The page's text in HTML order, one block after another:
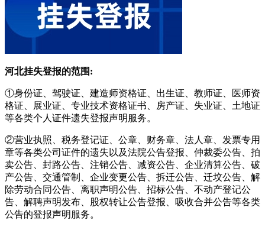
河北挂失登报的范围:
①身份证、驾驶证、建造师资格证、出生证、教师证、医师资
格证、展业证、专业技术资格证书、房产证、失业证、土地证
等各类个人证件遗失登报声明服务。
②营业执照、税务登记证、公章、财务章、法人章、发票专用
章等各类公司证件的遗失以及法院公告登报、仲裁委公告、拍
卖公告、封路公告、注销公告、减资公告、企业清算公告、破
产公告、交通管制、企业变更公告、拆迁公告、迁坟公告、解
除劳动合同公告、离职声明公告、招标公告、不动产登记公
告、解聘声明发布、股权转让公告登报、吸收合并公告等各类
公告的登报声明服务。